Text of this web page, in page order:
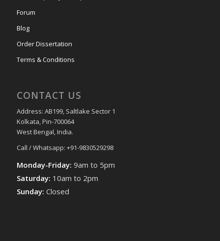
Forum
Blog
Order Dissertation
Terms & Conditions
CONTACT US
Address: AB199, Saltlake Sector 1
Kolkata, Pin-700064
West Bengal, India.
Call / Whatsapp: +91-9830529298
Monday-Friday: 9am to 5pm
Saturday: 10am to 2pm
Sunday: Closed